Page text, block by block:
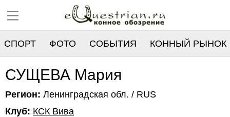
СПОРТ ФОТО СОБЫТИЯ КОННЫЙ РЫНОК
РЕЕСТР
СУЩЕВА Мария
Регион: Ленинградская обл. / RUS
Клуб: КСК Вива